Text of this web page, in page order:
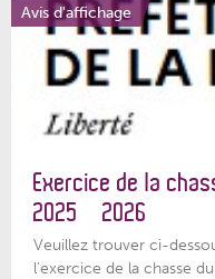
Avis d'affichage
Exercice de la
2025 – 2026
Veuillez trouver ci-
l'exercice de la chasse